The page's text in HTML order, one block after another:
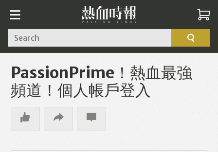
Search
PassionPrime！熱血最強
頻道！個人帳戶登入